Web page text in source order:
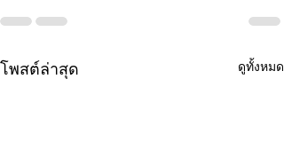
โพสต์ล่าสุด ดูทั้งหมด